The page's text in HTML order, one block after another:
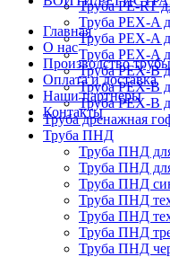
Труба PE-RT
Труба PEX-A
Труба PEX-A
Труба PEX-A
Труба PEX-B
Труба PEX-B
Труба PEX-B
Труба дренажная
Труба ПНД
Труба ПНД
Труба ПНД
Труба ПНД
Труба ПНД
Труба ПНД
Труба ПНД
Труба ПНД
Главная
О нас
Производство трубы
Оплата и доставка
Наши партнеры
Контакты